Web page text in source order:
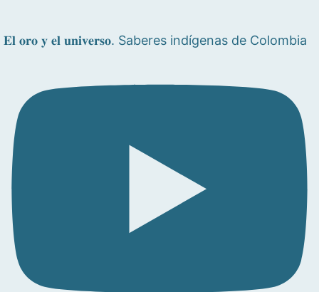
𝐄𝐥 𝐨𝐫𝐨 𝐲 𝐞𝐥 𝐮𝐧𝐢𝐯𝐞𝐫𝐬𝐨. Saberes indígenas de Colombia